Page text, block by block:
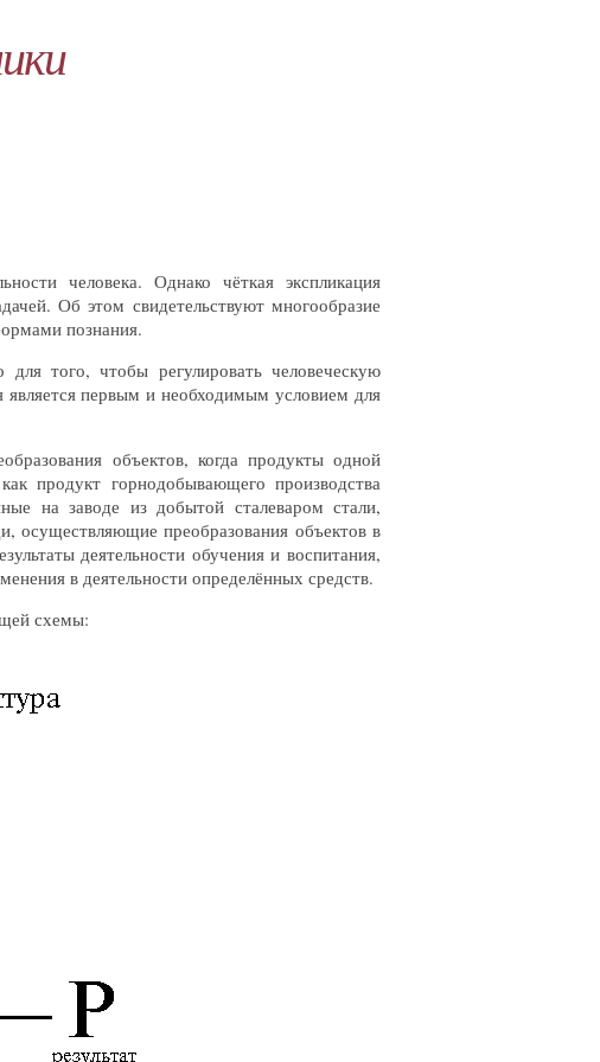
человека. Однако чёткая экспликация
Об этом свидетельствуют многообразие
познания.
того, чтобы регулировать человеческую
является первым и необходимым условием для
объектов, когда продукты одной
продукт горнодобывающего производства
на заводе из добытой сталеваром стали,
осуществляющие преобразования объектов в
деятельности обучения и воспитания,
в деятельности определённых средств.
схемы: